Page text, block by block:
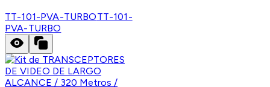
TT-101-PVA-TURBOTT-101-
PVA-TURBO